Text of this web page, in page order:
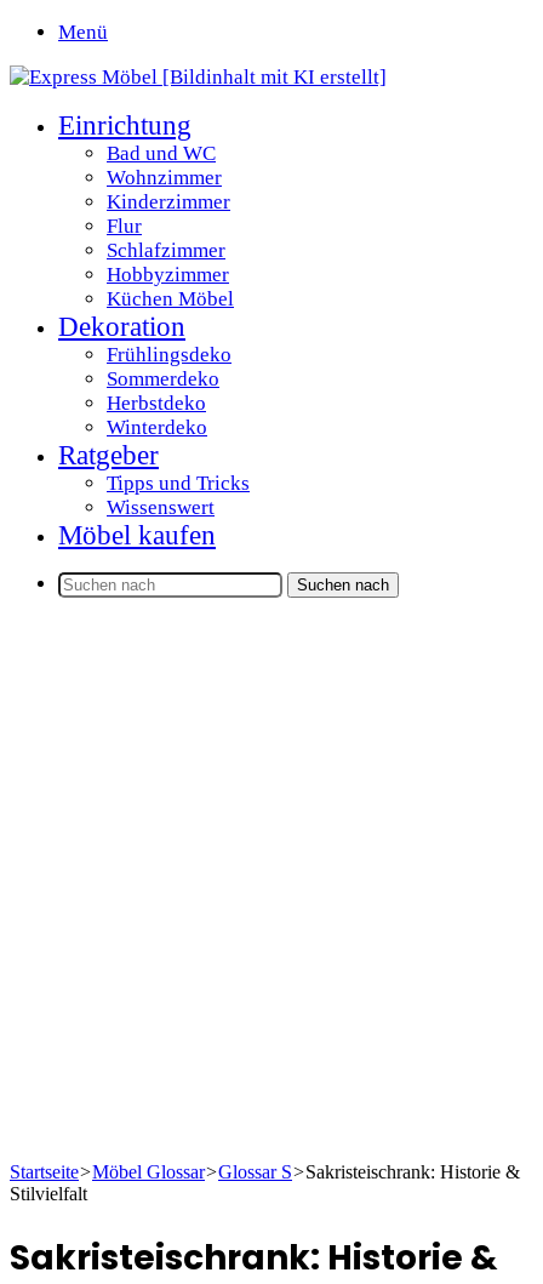
Menü
Einrichtung
Bad und WC
Wohnzimmer
Kinderzimmer
Flur
Schlafzimmer
Hobbyzimmer
Küchen Möbel
Dekoration
Frühlingsdeko
Sommerdeko
Herbstdeko
Winterdeko
Ratgeber
Tipps und Tricks
Wissenswert
Möbel kaufen
Suchen nach
Startseite>Möbel Glossar>Glossar S>Sakristeischrank: Historie &
Stilvielfalt
Sakristeischrank: Historie &